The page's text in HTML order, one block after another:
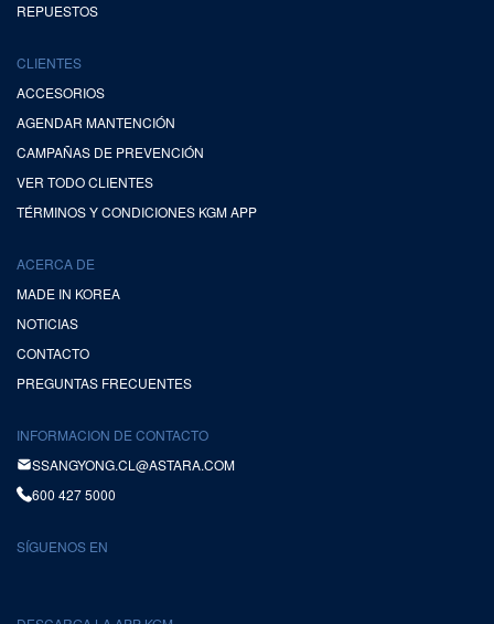
REPUESTOS
CLIENTES
ACCESORIOS
AGENDAR MANTENCIÓN
CAMPAÑAS DE PREVENCIÓN
VER TODO CLIENTES
TÉRMINOS Y CONDICIONES KGM APP
ACERCA DE
MADE IN KOREA
NOTICIAS
CONTACTO
PREGUNTAS FRECUENTES
INFORMACION DE CONTACTO
SSANGYONG.CL@ASTARA.COM
600 427 5000
SÍGUENOS EN